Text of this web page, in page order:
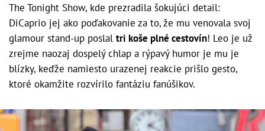
The Tonight Show, kde prezradila šokujúci detail:
DiCaprio jej ako poďakovanie za to, že mu venovala svoj
glamour stand-up poslal tri koše plné cestovín! Leo je už
zrejme naozaj dospelý chlap a rýpavý humor je mu je
blízky, keďže namiesto urazenej reakcie prišlo gesto,
ktoré okamžite rozvírilo fantáziu fanúšikov.